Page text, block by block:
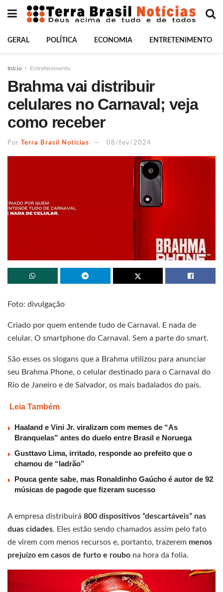
GERAL POLÍTICA ECONOMIA ENTRETENIMENTO
Início Entretenimento
Brahma vai distribuir
celulares no Carnaval; veja
como receber
Por Terra Brasil Notícias 08/fev/2024
Foto: divulgação
Criado por quem entende tudo de Carnaval. E nada de
celular. O smartphone do Carnaval. Sem a parte do smart.
São esses os slogans que a Brahma utilizou para anunciar
seu Brahma Phone, o celular destinado para o Carnaval do
Rio de Janeiro e de Salvador, os mais badalados do país.
Leia Também
Haaland e Vini Jr. viralizam com memes de “As
Branquelas” antes do duelo entre Brasil e Noruega
Gusttavo Lima, irritado, responde ao prefeito que o
chamou de “ladrão”
Pouca gente sabe, mas Ronaldinho Gaúcho é autor de 92
músicas de pagode que fizeram sucesso
A empresa distribuirá 800 dispositivos “descartáveis” nas
duas cidades. Eles estão sendo chamados assim pelo fato
de virem com menos recursos e, portanto, trazerem menos
prejuízo em casos de furto e roubo na hora da folia.